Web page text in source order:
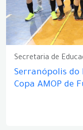
Secretaria de
Serranópolis do
Copa AMOP de